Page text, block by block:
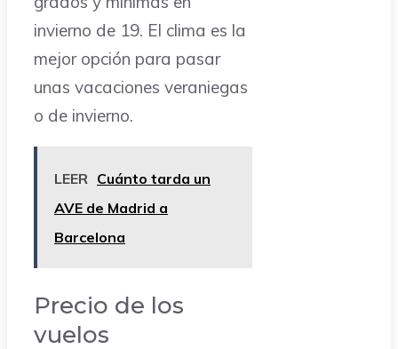
invierno de 19. El clima es la
mejor opción para pasar
unas vacaciones veraniegas
o de invierno.
LEER Cuánto tarda un
AVE de Madrid a
Barcelona
Precio de los
vuelos